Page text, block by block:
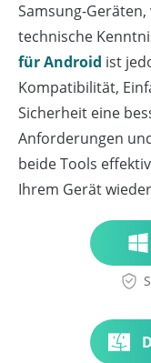
Samsung-
technische
für Android ist
Kompatibilität,
Sicherheit eine
Anforderungen
beide Tools
Ihrem Gerät